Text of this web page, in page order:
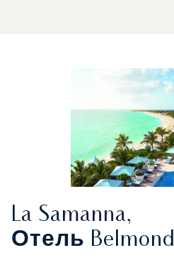
La Samanna,
Отель Belmond